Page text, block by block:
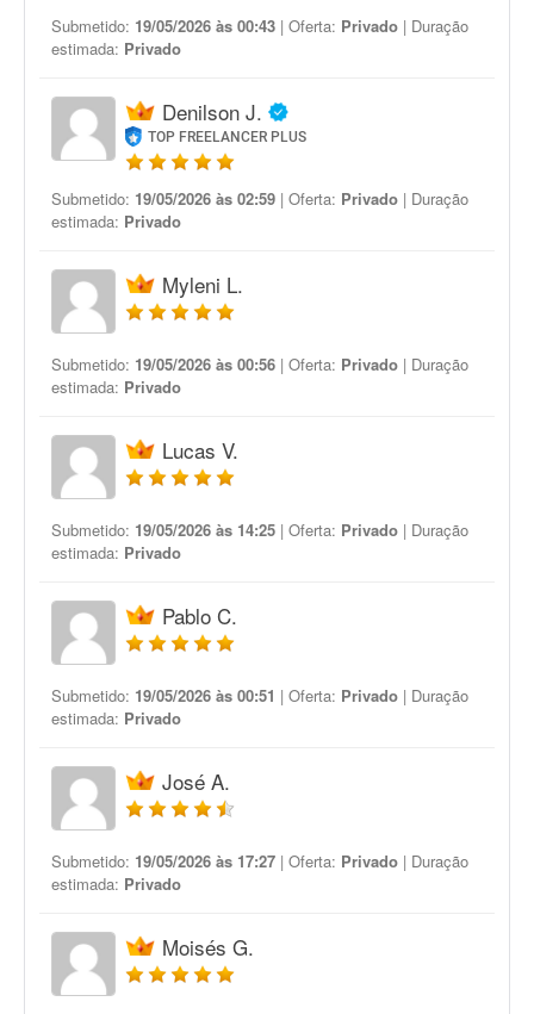
Submetido: 19/05/2026 às 00:43 | Oferta: Privado | Duração
estimada: Privado
Denilson J.
TOP FREELANCER PLUS
Submetido: 19/05/2026 às 02:59 | Oferta: Privado | Duração
estimada: Privado
Myleni L.
Submetido: 19/05/2026 às 00:56 | Oferta: Privado | Duração
estimada: Privado
Lucas V.
Submetido: 19/05/2026 às 14:25 | Oferta: Privado | Duração
estimada: Privado
Pablo C.
Submetido: 19/05/2026 às 00:51 | Oferta: Privado | Duração
estimada: Privado
José A.
Submetido: 19/05/2026 às 17:27 | Oferta: Privado | Duração
estimada: Privado
Moisés G.